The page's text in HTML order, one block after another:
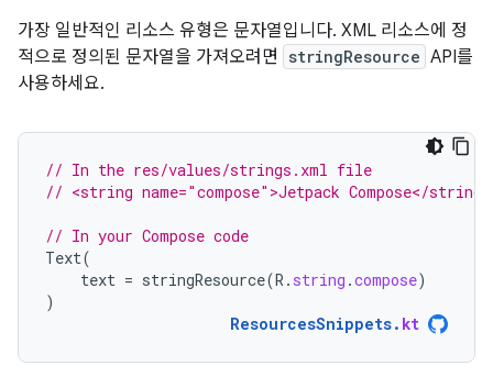
가장 일반적인 리소스 유형은 문자열입니다. XML 리소스에 정
적으로 정의된 문자열을 가져오려면
stringResource API를
사용하세요.
// In the res/values/strings.xml file
// <string name="compose">Jetpack Compose</string>
// In your Compose code
Text(
text = stringResource(R . string .compose)
)
ResourcesSnippets. kt